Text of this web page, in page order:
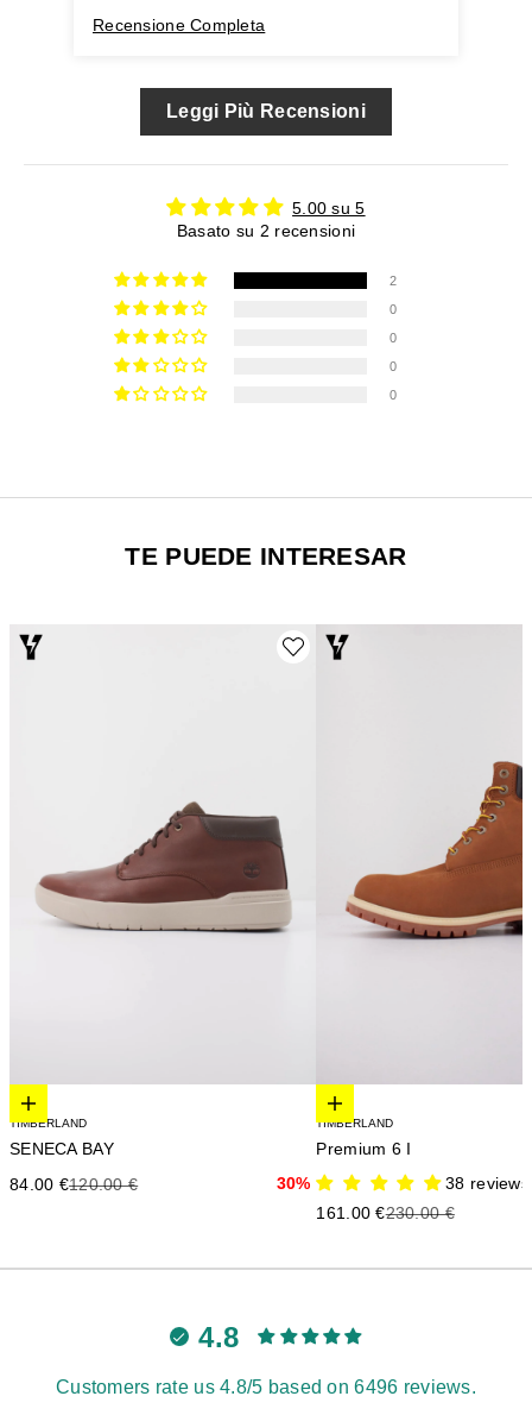
Recensione Completa
Leggi Più Recensioni
5.00 su 5
Basato su 2 recensioni
2
0
0
0
0
TE PUEDE INTERESAR
Elige opciones
TIMBERLAND
SENECA BAY
Precio de oferta
84.00 €Precio anterior
120.00 € 30%
Elige opciones
TIMBERLAND
Premium 6 I
38 reviews
Precio de oferta
161.00 €Precio anterior
230.00 €
4.8
Customers rate us 4.8/5 based on 6496 reviews.